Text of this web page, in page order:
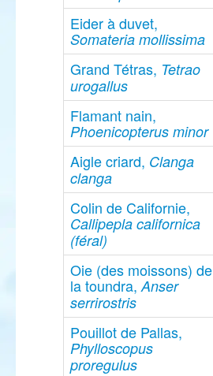
Eider à duvet,
Somateria mollissima
Grand Tétras, Tetrao
urogallus
Flamant nain,
Phoenicopterus minor
Aigle criard, Clanga
clanga
Colin de Californie,
Callipepla californica
(féral)
Oie (des moissons) de
la toundra,Anser
serrirostris
Pouillot de Pallas,
Phylloscopus
proregulus